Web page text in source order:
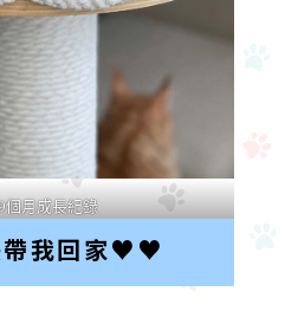
個月成長紀錄
帶我回家♥︎♥︎